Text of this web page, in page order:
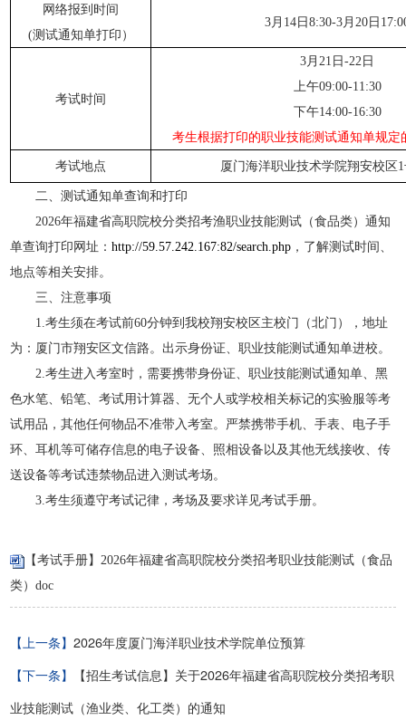
网络报到时间
(测试通知单打印）
3月 14日8:30-3月 20日
考试时间
3月 21 日-22日
上午09:00-11:30
下午14:00-16:30
考生根据打印的职业技能测试通知单规定
考试地点
厦门海洋职业技术学院翔安校区1
二、测试通知单查询和打印
2026年福建省高职院校分类招考渔职业技能测试（食品类）通知
单查询打印网址：http://59.57.242.167:82/search.php ，了解测试时间、
地点等相关安排。
三、注意事项
1.考生须在考试前60分钟到我校翔安校区主校门（北门），地址
为：厦门市翔安区文信路。出示身份证、职业技能测试通知单进校。
2.考生进入考室时，需要携带身份证、职业技能测试通知单、黑
色水笔、铅笔、考试用计算器、无个人或学校相关标记的实验服等考
试用品，其他任何物品不准带入考室。严禁携带手机、手表、电子手
环、耳机等可储存信息的电子设备、照相设备以及其他无线接收、传
送设备等考试违禁物品进入测试考场。
3.考生须遵守考试记律，考场及要求详见考试手册。
【考试手册】2026年福建省高职院校分类招考职业技能测试（食品
类）doc
【上一条】2026年度厦门海洋职业技术学院单位预算
【下一条】
【招生考试信息】关于2026年福建省高职院校分类招考职
业技能测试（渔业类、化工类）的通知